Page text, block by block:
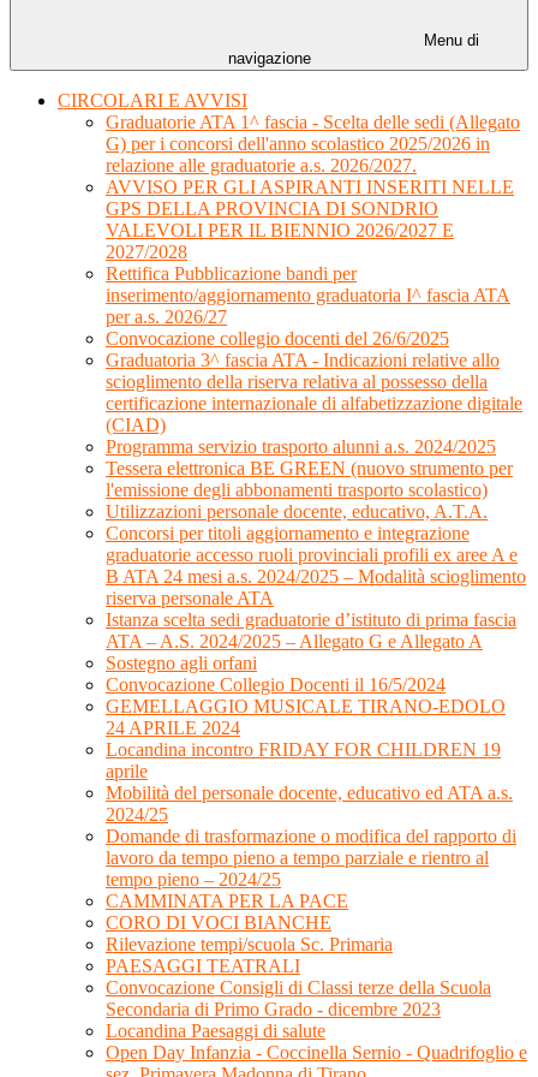
Menu di
navigazione
CIRCOLARI E AVVISI
Graduatorie ATA 1^ fascia - Scelta delle sedi (Allegato
G) per i concorsi dell'anno scolastico 2025/2026 in
relazione alle graduatorie a.s. 2026/2027.
AVVISO PER GLI ASPIRANTI INSERITI NELLE
GPS DELLA PROVINCIA DI SONDRIO
VALEVOLI PER IL BIENNIO 2026/2027 E
2027/2028
Rettifica Pubblicazione bandi per
inserimento/aggiornamento graduatoria I^ fascia ATA
per a.s. 2026/27
Convocazione collegio docenti del 26/6/2025
Graduatoria 3^ fascia ATA - Indicazioni relative allo
scioglimento della riserva relativa al possesso della
certificazione internazionale di alfabetizzazione digitale
(CIAD)
Programma servizio trasporto alunni a.s. 2024/2025
Tessera elettronica BE GREEN (nuovo strumento per
l'emissione degli abbonamenti trasporto scolastico)
Utilizzazioni personale docente, educativo, A.T.A.
Concorsi per titoli aggiornamento e integrazione
graduatorie accesso ruoli provinciali profili ex aree A e
B ATA 24 mesi a.s. 2024/2025 – Modalità scioglimento
riserva personale ATA
Istanza scelta sedi graduatorie d’istituto di prima fascia
ATA – A.S. 2024/2025 – Allegato G e Allegato A
Sostegno agli orfani
Convocazione Collegio Docenti il 16/5/2024
GEMELLAGGIO MUSICALE TIRANO-EDOLO
24 APRILE 2024
Locandina incontro FRIDAY FOR CHILDREN 19
aprile
Mobilità del personale docente, educativo ed ATA a.s.
2024/25
Domande di trasformazione o modifica del rapporto di
lavoro da tempo pieno a tempo parziale e rientro al
tempo pieno – 2024/25
CAMMINATA PER LA PACE
CORO DI VOCI BIANCHE
Rilevazione tempi/scuola Sc. Primaria
PAESAGGI TEATRALI
Convocazione Consigli di Classi terze della Scuola
Secondaria di Primo Grado - dicembre 2023
Locandina Paesaggi di salute
Open Day Infanzia - Coccinella Sernio - Quadrifoglio e